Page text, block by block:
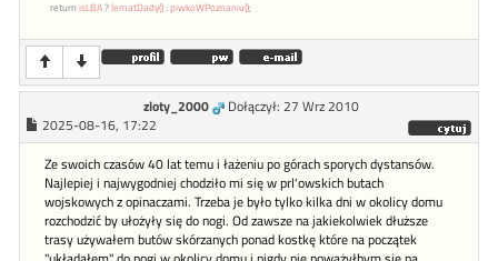
returnisLBA?lematDady():piwkoWPoznaniu();
zloty_2000
Dołączył: 27 Wrz 2010
2025-08-16, 17:22
Ze swoich czasów 40 lat temu i łażeniu po górach sporych dystansów.
Najlepiej i najwygodniej chodziło mi się w prl'owskich butach
wojskowych z opinaczami. Trzeba je było tylko kilka dni w okolicy domu
rozchodzić by ułożyły się do nogi. Od zawsze na jakiekolwiek dłuższe
trasy używałem butów skórzanych ponad kostkę które na początek